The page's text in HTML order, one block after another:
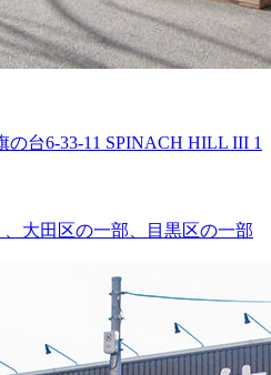
台6-33-11 SPINACH HILL III 1
大田区の一部、目黒区の一部